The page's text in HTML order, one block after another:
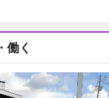
働く